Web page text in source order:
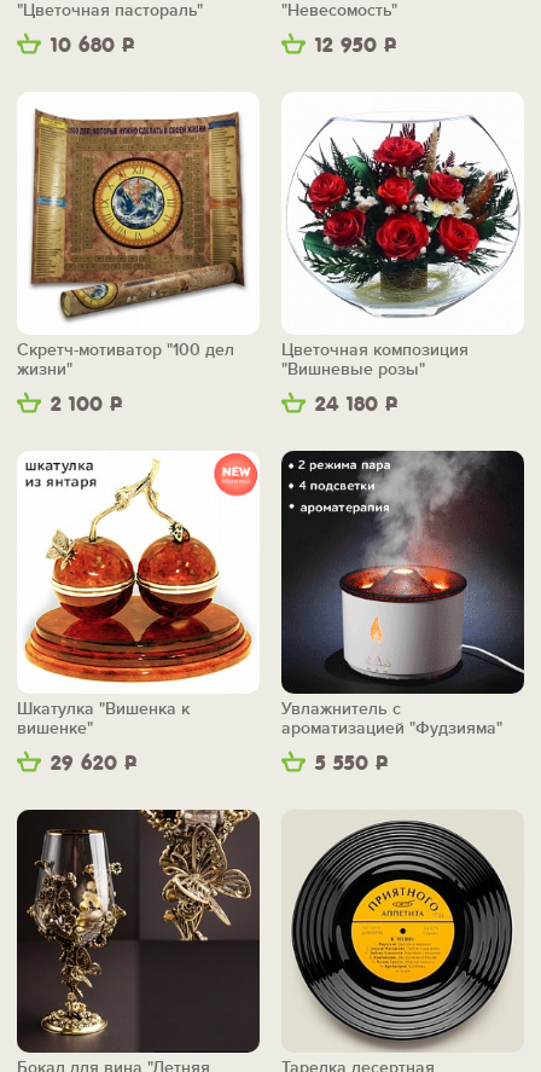
10 680 Р
"Цветочная пастораль"
12 950 Р
"Невесомость"
2 100 Р
Скретч-мотиватор "100 дел
жизни"
24 180 Р
Цветочная композиция
"Вишневые розы"
29 620 Р
Шкатулка "Вишенка к
вишенке"
5 550 Р
Увлажнитель с
ароматизацией "Фудзияма"